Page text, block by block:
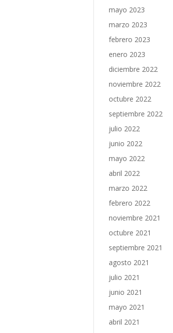
mayo 2023
marzo 2023
febrero 2023
enero 2023
diciembre 2022
noviembre 2022
octubre 2022
septiembre 2022
julio 2022
junio 2022
mayo 2022
abril 2022
marzo 2022
febrero 2022
noviembre 2021
octubre 2021
septiembre 2021
agosto 2021
julio 2021
junio 2021
mayo 2021
abril 2021